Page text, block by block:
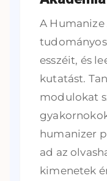
A
esszéit, és
kutatást.
modulokat
humanizer
ad az
kimenetek